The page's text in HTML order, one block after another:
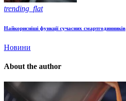
trending_flat
Найкорисніші функції сучасних смартгодинників
Новини
About the author